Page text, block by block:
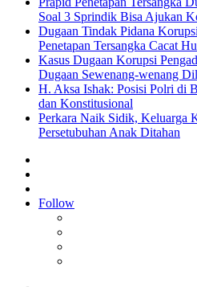
Soal 3 Sprindik Bisa Ajukan
Dugaan Tindak Pidana
Penetapan Tersangka Cacat
Kasus Dugaan Korupsi
Dugaan Sewenang-wenang
H. Aksa Ishak: Posisi Polri di
dan Konstitusional
Perkara Naik Sidik, Keluarga
Persetubuhan Anak Ditahan
In
Follow